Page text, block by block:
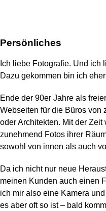
Persönliches
Ich liebe Fotografie. Und ich
Dazu gekommen bin ich
Ende der 90er Jahre als
Webseiten für die Büros von
oder Architekten. Mit der
zunehmend Fotos ihrer
sowohl von innen als auch
Da ich nicht nur neue
meinen Kunden auch einen
ich mir also eine Kamera
es aber oft so ist – bald